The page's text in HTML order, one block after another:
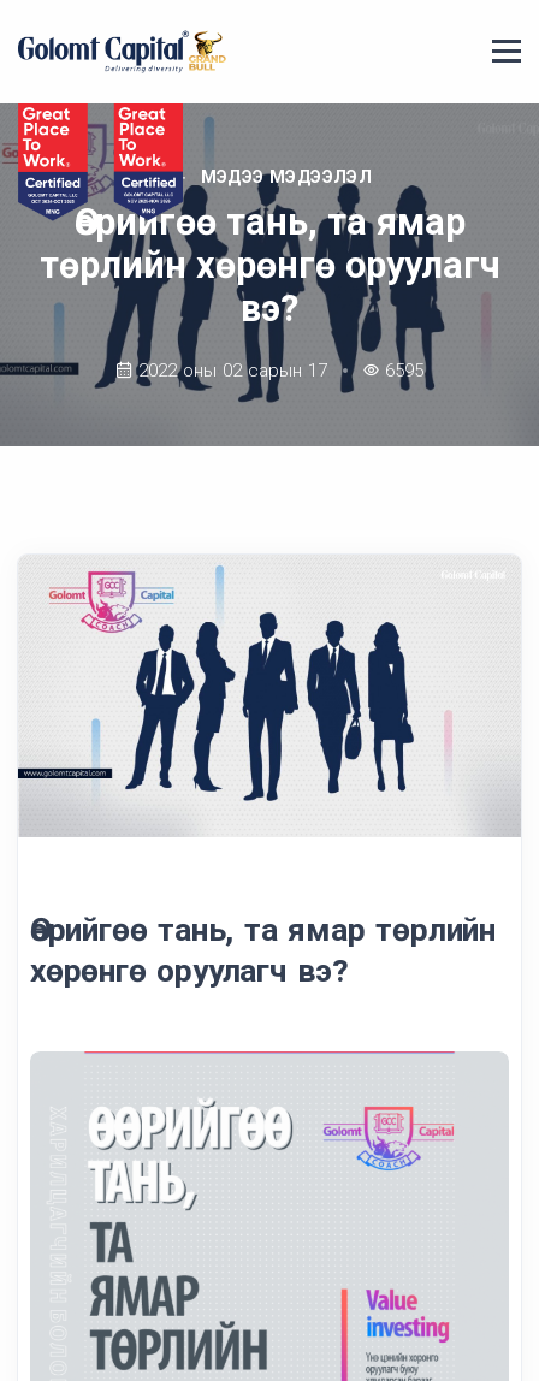
МЭДЭЭ МЭДЭЭЛЭЛ
Өөрийгөө тань, та ямар
төрлийн хөрөнгө оруулагч
вэ?
2022 оны 02 сарын 17 6595
Өөрийгөө тань, та ямар төрлийн
хөрөнгө оруулагч вэ?